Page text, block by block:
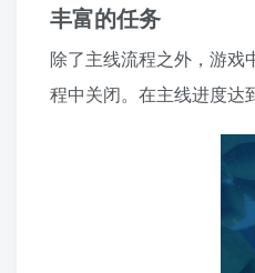
丰富的任务
除了主线流程之外，游戏
程中关闭。在主线进度达